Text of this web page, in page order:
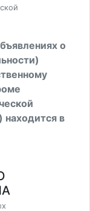
о
находится в